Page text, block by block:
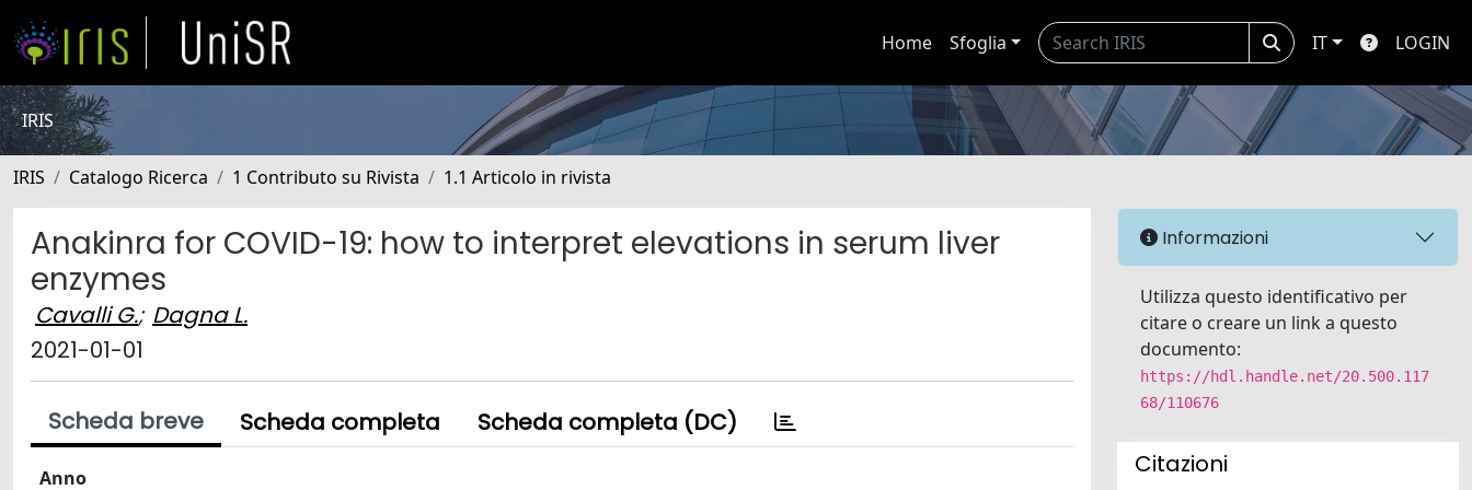
Home Sfoglia IT LOGIN
IRIS
IRIS Catalogo Ricerca 1 Contributo su Rivista 1.1 Articolo in rivista
Anakinra for COVID-19: how to interpret elevations in serum liver
enzymes
Cavalli G.; Dagna L.
2021-01-01
Scheda breve Scheda completa Scheda completa (DC)
Anno
Informazioni
Utilizza questo identificativo per
citare o creare un link a questo
documento:
https://hdl.handle.net/20.500.117
68/110676
Citazioni